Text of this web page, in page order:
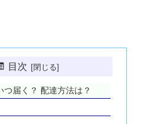
目次
つ届く？ 配達方法は？